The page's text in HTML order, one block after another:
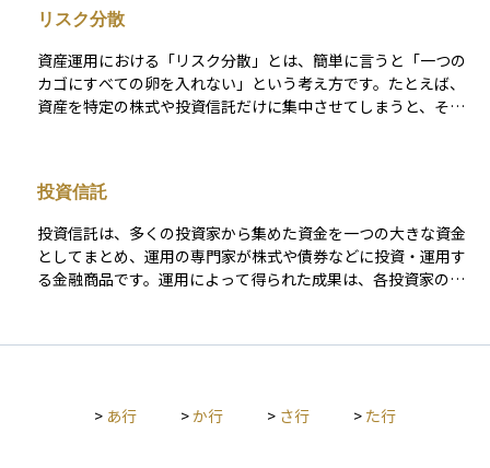
力が低いため、景気後退時などには価格が大きく下落するリス
クを抱えています。リスクを抑えたい局面では、投資適格債へ
のシフトやデュレーションの短縮、さらにCDSなどを活用した
部分的なヘッジといった対策が有効です。 投資判断において
は、「高い利回りは信用リスクの対価である」という原則を常
が、長期的に安定した債券運用につながる第一歩となります。
うえで欠かせないキーワードです。
半分が借入金などの他人資本ということになります。 投資家に
とっては、自己資本比率が高い企業ほど経営の安定性が高く、
倒産のリスクが低いと考えられるため、企業の健全性を見極め
るうえで重要な指標のひとつです。特に長期投資を考える際に
は、注目しておきたい数字です。
リスク分散
資産運用における「リスク分散」とは、簡単に言うと「一つの
カゴにすべての卵を入れない」という考え方です。たとえば、
資産を特定の株式や投資信託だけに集中させてしまうと、それ
り、一つの商品が値下がりしても、他の商品が値上がりするこ
とで全体の損失を抑える効果が期待できます。たとえば、国内
株式だけでなく、海外株式や債券など複数の商品に投資するこ
とで、安定した資産運用が目指せます。 「たくさんの場所に投
資して安全ネットを張る」というイメージを持つとわかりやす
投資信託
投資信託は、多くの投資家から集めた資金を一つの大きな資金
としてまとめ、運用の専門家が株式や債券などに投資・運用す
る金融商品です。運用によって得られた成果は、各投資家の投
にあります。ただし、運用管理に必要な信託報酬や購入時手数
がその方針に基づいて投資先を選定し、資金を運用していきま
> あ行 >か行 > さ行 > た行